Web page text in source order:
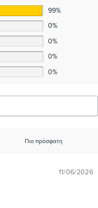
99%
0%
0%
0%
0%
11/06/2026